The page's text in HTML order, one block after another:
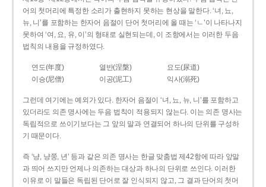
어의 첫머리에 특정한 소리가 출현하지 못하는 현상을 말한다. ‘녀, 뇨,
뉴, 니’를 포함하는 한자어 음절이 단어 첫머리에 올 때는 ‘ㄴ’이 나타나지
못하여 ‘여, 요, 유, 이’의 형태로 실현되는데, 이 조항에서는 이러한 두음
법칙의 내용을 규정하였다.
연도(年度) 열반(涅槃)
요도(尿道)
이승(尼僧)
이공(泥工) 익사(溺死)
그런데 여기에는 예외가 있다. 한자어 음절이 ‘녀, 뇨, 뉴, 니’를 포함하고
있더라도 의존 명사에는 두음 법칙이 적용되지 않는다. 이는 의존 명사는
독립적으로 쓰이기보다는 그 앞의 말과 연결되어 하나의 단위를 구성하
기 때문이다.
즉 ‘냥, 냥쭝, 년’ 등과 같은 의존 명사는 한글 맞춤법 제42항에 따라 앞말
과 띄어 쓰지만 언제나 의존하는 대상과 하나의 단위로 쓰인다. 이러한
이유로 이 말들은 독립된 단어로 잘 인식되지 않고, 그 결과 단어의 첫머